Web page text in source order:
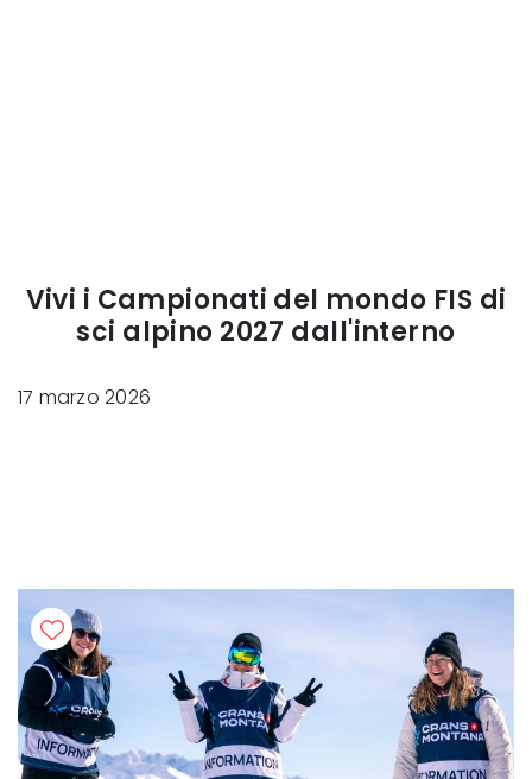
Vivi i Campionati del mondo FIS di
sci alpino 2027 dall'interno
17 marzo 2026